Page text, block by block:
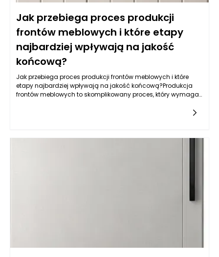
Jak przebiega proces produkcji
frontów meblowych i które etapy
najbardziej wpływają na jakość
końcową?
Jak przebiega proces produkcji frontów meblowych i które
etapy najbardziej wpływają na jakość końcową?Produkcja
frontów meblowych to skomplikowany proces, który wymaga